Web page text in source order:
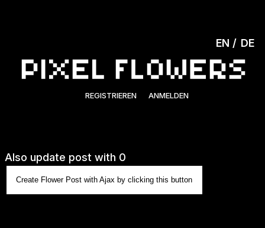
REGISTRIEREN ANMELDEN
EN DE
Also update post with 0
Create Flower Post with Ajax by clicking this button